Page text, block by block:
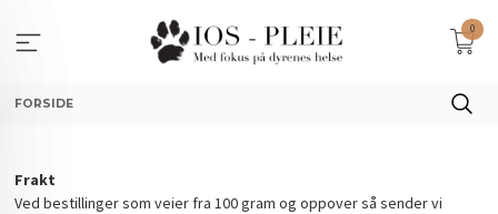
innholdet
0
FORSIDE
Frakt
Ved bestillinger som veier fra 100 gram og oppover så sender vi